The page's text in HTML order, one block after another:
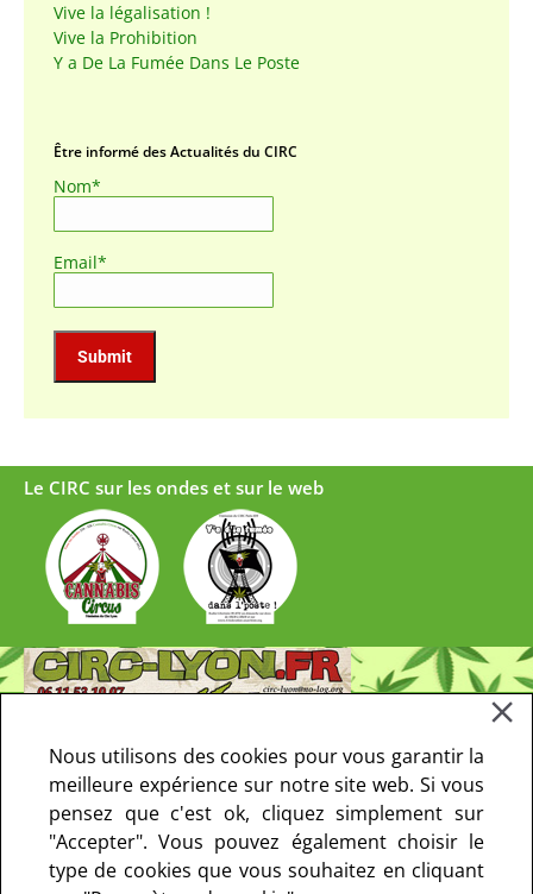
Vive la légalisation !
Vive la Prohibition
Y a De La Fumée Dans Le Poste
Être informé des Actualités du CIRC
Nom*
Email*
Le CIRC sur les ondes et sur le web
Nous utilisons des cookies pour vous garantir la
meilleure expérience sur notre site web. Si vous
pensez que c'est ok, cliquez simplement sur
"Accepter". Vous pouvez également choisir le
type de cookies que vous souhaitez en cliquant